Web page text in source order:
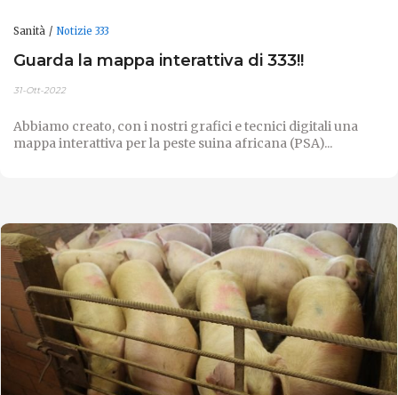
Sanità Notizie 333
Guarda la mappa interattiva di 333!!
31-Ott-2022
Abbiamo creato, con i nostri grafici e tecnici digitali una
mappa interattiva per la peste suina africana (PSA)...